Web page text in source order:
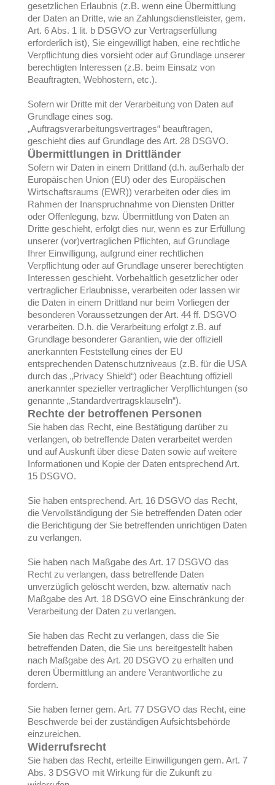
gesetzlichen Erlaubnis (z.B. wenn eine Übermittlung
der Daten an Dritte, wie an Zahlungsdienstleister, gem.
Art. 6 Abs. 1 lit. b DSGVO zur Vertragserfüllung
erforderlich ist), Sie eingewilligt haben, eine rechtliche
Verpflichtung dies vorsieht oder auf Grundlage unserer
berechtigten Interessen (z.B. beim Einsatz von
Beauftragten, Webhostern, etc.).
Sofern wir Dritte mit der Verarbeitung von Daten auf
Grundlage eines sog.
„Auftragsverarbeitungsvertrages“ beauftragen,
geschieht dies auf Grundlage des Art. 28 DSGVO.
Übermittlungen in Drittländer
Sofern wir Daten in einem Drittland (d.h. außerhalb der
Europäischen Union (EU) oder des Europäischen
Wirtschaftsraums (EWR)) verarbeiten oder dies im
Rahmen der Inanspruchnahme von Diensten Dritter
oder Offenlegung, bzw. Übermittlung von Daten an
Dritte geschieht, erfolgt dies nur, wenn es zur Erfüllung
unserer (vor)vertraglichen Pflichten, auf Grundlage
Ihrer Einwilligung, aufgrund einer rechtlichen
Verpflichtung oder auf Grundlage unserer berechtigten
Interessen geschieht. Vorbehaltlich gesetzlicher oder
vertraglicher Erlaubnisse, verarbeiten oder lassen wir
die Daten in einem Drittland nur beim Vorliegen der
besonderen Voraussetzungen der Art. 44 ff. DSGVO
verarbeiten. D.h. die Verarbeitung erfolgt z.B. auf
Grundlage besonderer Garantien, wie der offiziell
anerkannten Feststellung eines der EU
entsprechenden Datenschutzniveaus (z.B. für die USA
durch das „Privacy Shield“) oder Beachtung offiziell
anerkannter spezieller vertraglicher Verpflichtungen (so
genannte „Standardvertragsklauseln“).
Rechte der betroffenen Personen
Sie haben das Recht, eine Bestätigung darüber zu
verlangen, ob betreffende Daten verarbeitet werden
und auf Auskunft über diese Daten sowie auf weitere
Informationen und Kopie der Daten entsprechend Art.
15 DSGVO.
Sie haben entsprechend. Art. 16 DSGVO das Recht,
die Vervollständigung der Sie betreffenden Daten oder
die Berichtigung der Sie betreffenden unrichtigen Daten
zu verlangen.
Sie haben nach Maßgabe des Art. 17 DSGVO das
Recht zu verlangen, dass betreffende Daten
unverzüglich gelöscht werden, bzw. alternativ nach
Maßgabe des Art. 18 DSGVO eine Einschränkung der
Verarbeitung der Daten zu verlangen.
Sie haben das Recht zu verlangen, dass die Sie
betreffenden Daten, die Sie uns bereitgestellt haben
nach Maßgabe des Art. 20 DSGVO zu erhalten und
deren Übermittlung an andere Verantwortliche zu
fordern.
Sie haben ferner gem. Art. 77 DSGVO das Recht, eine
Beschwerde bei der zuständigen Aufsichtsbehörde
einzureichen.
Widerrufsrecht
Sie haben das Recht, erteilte Einwilligungen gem. Art. 7
Abs. 3 DSGVO mit Wirkung für die Zukunft zu